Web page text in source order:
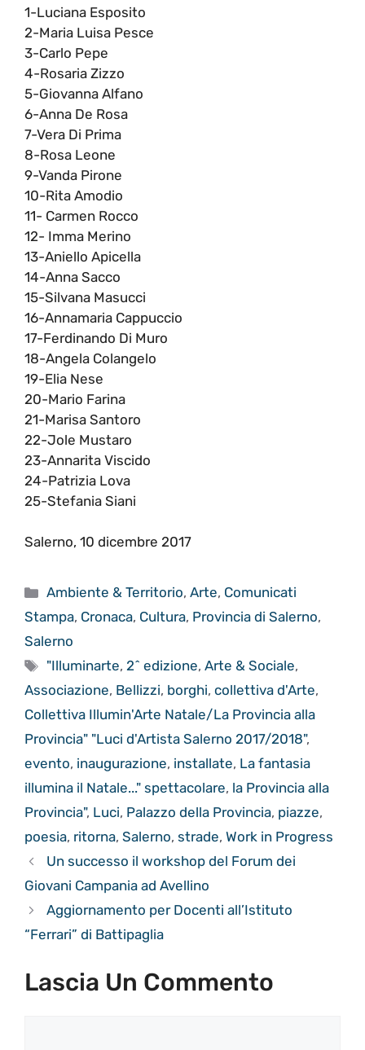
1-Luciana Esposito
2-Maria Luisa Pesce
3-Carlo Pepe
4-Rosaria Zizzo
5-Giovanna Alfano
6-Anna De Rosa
7-Vera Di Prima
8-Rosa Leone
9-Vanda Pirone
10-Rita Amodio
11- Carmen Rocco
12- Imma Merino
13-Aniello Apicella
14-Anna Sacco
15-Silvana Masucci
16-Annamaria Cappuccio
17-Ferdinando Di Muro
18-Angela Colangelo
19-Elia Nese
20-Mario Farina
21-Marisa Santoro
22-Jole Mustaro
23-Annarita Viscido
24-Patrizia Lova
25-Stefania Siani
Salerno, 10 dicembre 2017
Categorie
Ambiente & Territorio,Arte, Comunicati
Stampa, Cronaca, Cultura, Provincia di Salerno,
Salerno
Tag
"Illuminarte,2^ edizione,Arte & Sociale,
Associazione, Bellizzi, borghi, collettiva d'Arte,
Collettiva Illumin'Arte Natale/La Provincia alla
Provincia" "Luci d'Artista Salerno 2017/2018",
evento, inaugurazione, installate, La fantasia
illumina il Natale..." spettacolare, la Provincia alla
Provincia", Luci, Palazzo della Provincia, piazze,
poesia, ritorna, Salerno, strade, Work in Progress
Un successo il workshop del Forum dei
Giovani Campania ad Avellino
Aggiornamento per Docenti all’Istituto
“Ferrari” di Battipaglia
Lascia Un Commento